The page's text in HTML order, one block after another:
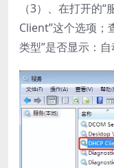
（3）、在打开的
Client”这个选项；
类型”是否显示：自